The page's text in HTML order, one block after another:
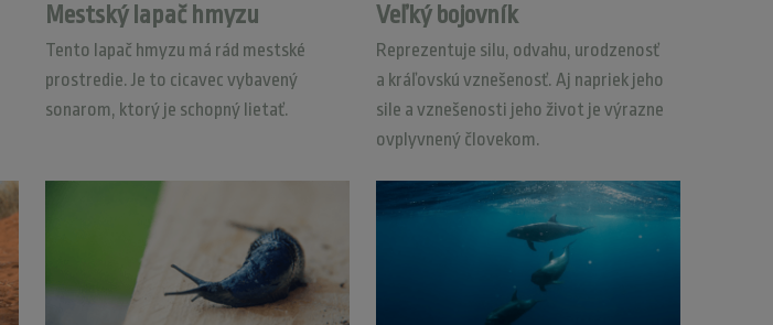
Mestský lapač hmyzu
Tento lapač hmyzu má rád mestské
prostredie. Je to cicavec vybavený
sonarom, ktorý je schopný lietať.
Veľký bojovník
Reprezentuje silu, odvahu, urodzenosť
a kráľovskú vznešenosť. Aj napriek jeho
sile a vznešenosti jeho život je výrazne
ovplyvnený človekom.